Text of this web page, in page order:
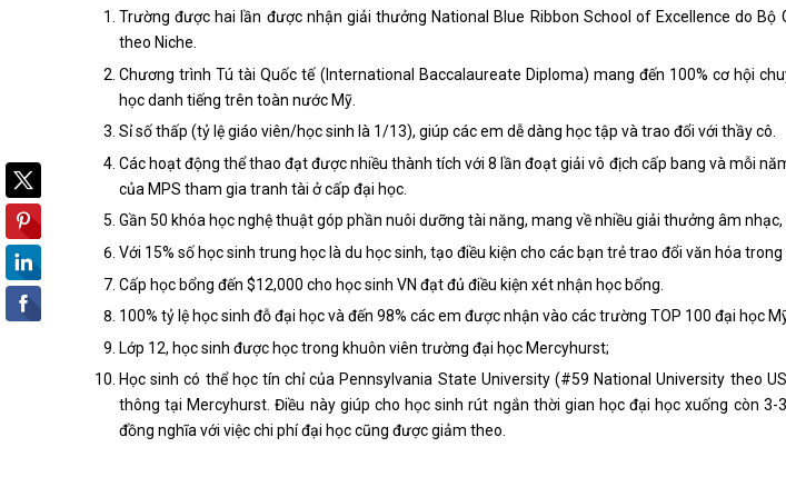
Trường được hai lần được nhận giải thưởng National Blue Ribbon School of Excellence do Bộ
theo Niche.
Chương trình Tú tài Quốc tế (International Baccalaureate Diploma) mang đến 100% cơ hội
học danh tiếng trên toàn nước Mỹ.
Sỉ số thấp (tỷ lệ giáo viên/học sinh là 1/13), giúp các em dễ dàng học tập và trao đổi với thầy cô.
Các hoạt động thể thao đạt được nhiều thành tích với 8 lần đoạt giải vô địch cấp bang và mỗi
của MPS tham gia tranh tài ở cấp đại học.
Gần 50 khóa học nghệ thuật góp phần nuôi dưỡng tài năng, mang về nhiều giải thưởng âm nhạc,
Với 15% số học sinh trung học là du học sinh, tạo điều kiện cho các bạn trẻ trao đổi văn hóa
Cấp học bổng đến $12,000 cho học sinh VN đạt đủ điều kiện xét nhận học bổng.
100% tỷ lệ học sinh đỗ đại học và đến 98% các em được nhận vào các trường TOP 100 đại học
Lớp 12, học sinh được học trong khuôn viên trường đại học Mercyhurst;
Học sinh có thể học tín chỉ của Pennsylvania State University (#59 National University theo
thông tại Mercyhurst. Điều này giúp cho học sinh rút ngắn thời gian học đại học xuống còn
đồng nghĩa với việc chi phí đại học cũng được giảm theo.